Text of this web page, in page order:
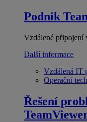
Podnik
Vzdálené připojení
Další informace
Vzdálená IT
Operační
Řešení